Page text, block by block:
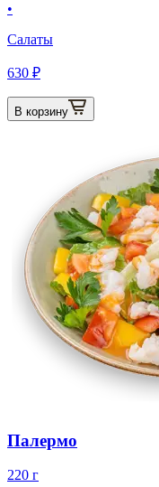
•
Салаты
630 ₽
В корзину
Палермо
220 г